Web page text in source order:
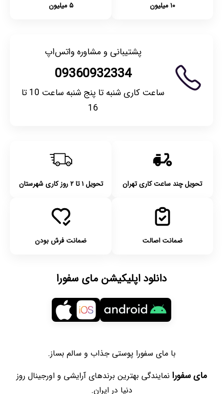
۱۰ میلیون
۵ میلیون
پشتیبانی و مشاوره واتس‌اپ
09360932334
ساعت کاری شنبه تا پنج شنبه ساعت 10 تا
16
تحویل چند ساعت کاری تهران تحویل ۱ تا ۲ روز کاری شهرستان
ضمانت اصالت ضمانت فرش بودن
دانلود اپلیکیشن مای سفورا
با مای سفورا پوستی جذاب و سالم بساز.
مای سفورا نمایندگی بهترین برندهای آرایشی و اورجینال روز
دنیا در ایران.